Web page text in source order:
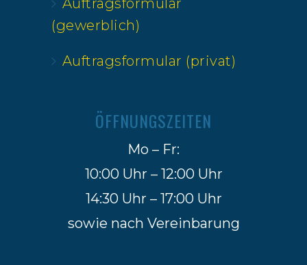
Auftragsformular
(gewerblich)
Auftragsformular (privat)
ÖFFNUNGSZEITEN
Mo – Fr:
10:00 Uhr – 12:00 Uhr
14:30 Uhr – 17:00 Uhr
sowie nach Vereinbarung